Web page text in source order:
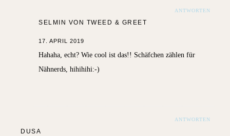
ANTWORTEN
SELMIN VON TWEED & GREET
17. APRIL 2019
Hahaha, echt? Wie cool ist das!! Schäfchen zählen für
Nähnerds, hihihihi:-)
ANTWORTEN
DUSA